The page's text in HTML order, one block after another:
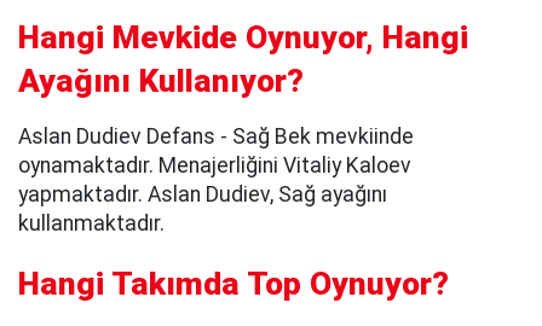
Hangi Mevkide Oynuyor, Hangi
Ayağını Kullanıyor?
Aslan Dudiev Defans - Sağ Bek mevkiinde
oynamaktadır. Menajerliğini Vitaliy Kaloev
yapmaktadır. Aslan Dudiev, Sağ ayağını
kullanmaktadır.
Hangi Takımda Top Oynuyor?